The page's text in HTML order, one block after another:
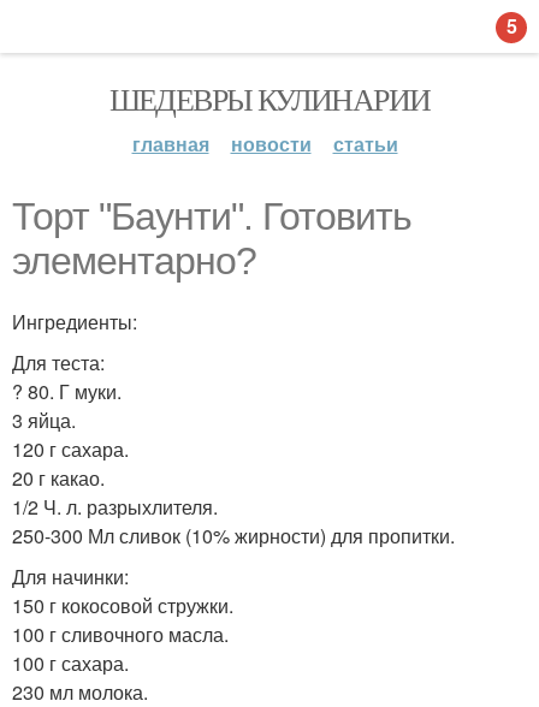
ШЕДЕВРЫ КУЛИНАРИИ
главная новости статьи
Торт "Баунти". Готовить
элементарно?
Ингредиенты:
Для теста:
? 80. Г муки.
3 яйца.
120 г сахара.
20 г какао.
1/2 Ч. л. разрыхлителя.
250-300 Мл сливок (10% жирности) для пропитки.
Для начинки:
150 г кокосовой стружки.
100 г сливочного масла.
100 г сахара.
230 мл молока.
5